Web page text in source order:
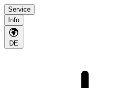
Service
Info
DE